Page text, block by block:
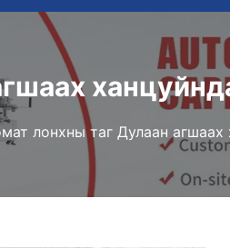
лонхны таг Дулаан